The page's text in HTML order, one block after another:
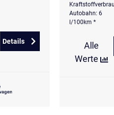
Style
Details
zu Volkswagen T-Roc 1.5 TSI
Autobahn: 6
l/100km *
Alle
Werte